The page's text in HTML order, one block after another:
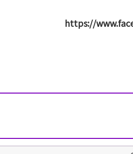
https://